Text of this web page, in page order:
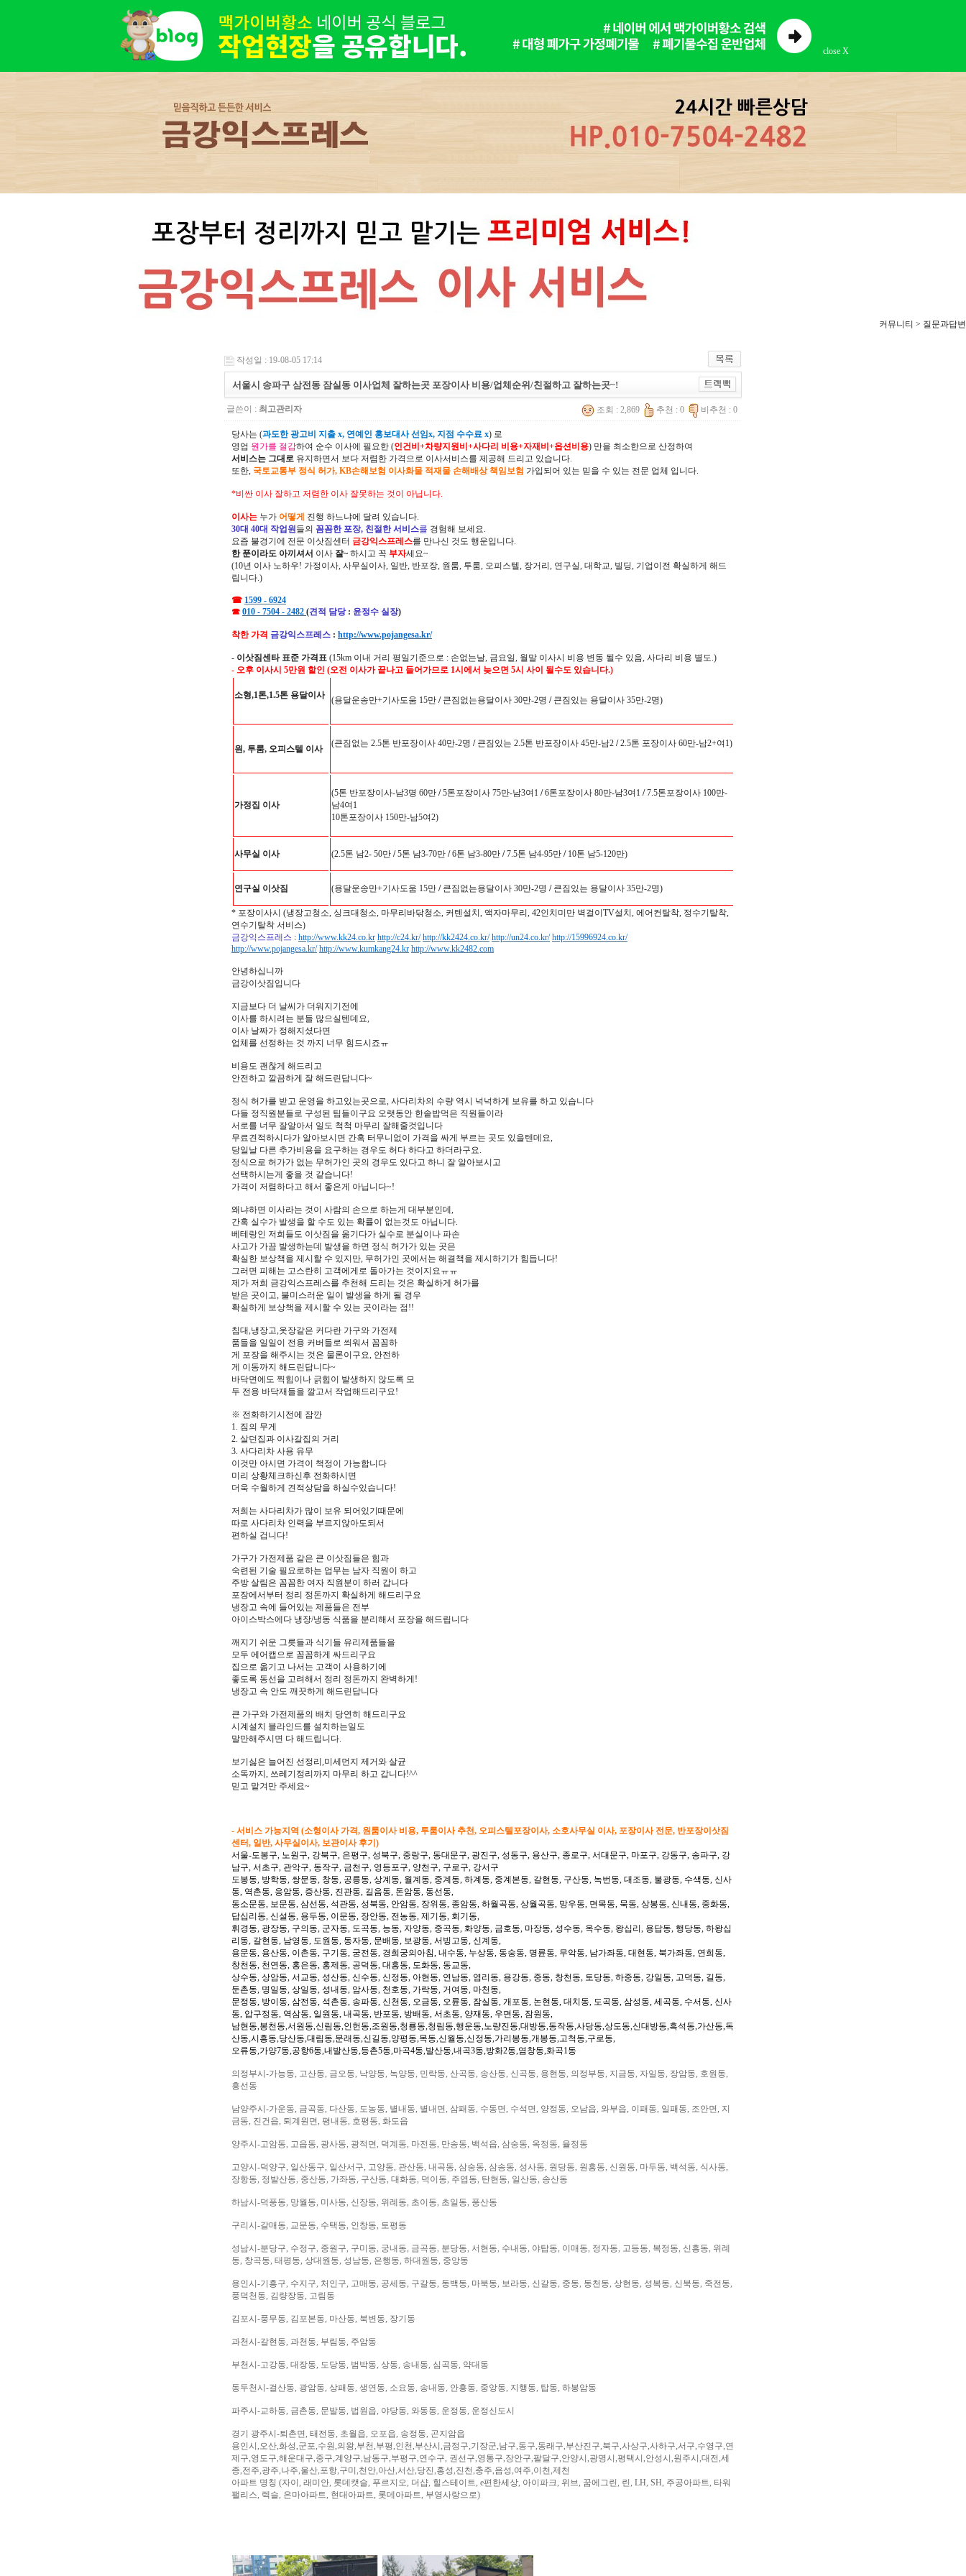
close X
커뮤니티 > 질문과답변
작성일 : 19-08-05 17:14
서울시 송파구 삼전동 잠실동 이사업체 잘하는곳 포장이사 비용/업체순위/친절하고 잘하는곳~!
글쓴이 : 최고관리자 조회 : 2,869 추천 : 0 비추천 : 0
당사는 (과도한 광고비 지출 x, 연예인 홍보대사 선임x, 지점 수수료 x) 로
영업 원가를 절감하여 순수 이사에 필요한 (인건비+차량지원비+사다리 비용+자재비+옵션비용) 만을 최소한으로 산정하여
서비스는 그대로 유지하면서 보다 저렴한 가격으로 이사서비스를 제공해 드리고 있습니다.
또한, 국토교통부 정식 허가, KB손해보험 이사화물 적재물 손해배상 책임보험 가입되어 있는 믿을 수 있는 전문 업체 입니다.
*비싼 이사 잘하고 저렴한 이사 잘못하는 것이 아닙니다.
이사는 누가 어떻게 진행 하느냐에 달려 있습니다.
30대 40대 작업원들의 꼼꼼한 포장, 친절한 서비스를 경험해 보세요.
요즘 불경기에 전문 이삿짐센터 금강익스프레스를 만나신 것도 행운입니다.
한 푼이라도 아끼셔서 이사 잘~ 하시고 꼭 부자세요~
(10년 이사 노하우! 가정이사, 사무실이사, 일반, 반포장, 원룸, 투룸, 오피스텔, 장거리, 연구실, 대학교, 빌딩, 기업이전 확실하게 해드
립니다.)
☎ 1599 - 6924
☎ 010 - 7504 - 2482 (견적 담당 : 윤정수 실장)
착한 가격 금강익스프레스 : http://www.pojangesa.kr/
- 이삿짐센타 표준 가격표 (15km 이내 거리 평일기준으로 : 손없는날, 금요일, 월말 이사시 비용 변동 될수 있음, 사다리 비용 별도.)
- 오후 이사시 5만원 할인 (오전 이사가 끝나고 들어가므로 1시에서 늦으면 5시 사이 될수도 있습니다.)
소형,1톤,1.5톤 용달이사 (용달운송만+기사도움 15만 /큰짐없는용달이사 30만-2명 /큰짐있는 용달이사 35만-2명)
원, 투룸, 오피스텔 이사
(큰짐없는 2.5톤 반포장이사 40만-2명 /큰짐있는 2.5톤 반포장이사 45만-남2 /2.5톤 포장이사 60만-남2+여1)
가정집 이사
(5톤 반포장이사-남3명 60만 /5톤포장이사 75만-남3여1 /6톤포장이사 80만-남3여1 /7.5톤포장이사 100만-
남4여1
10톤포장이사 150만-남5여2)
사무실 이사 (2.5톤 남2- 50만 /5톤 남3-70만 /6톤 남3-80만 /7.5톤 남4-95만 /10톤 남5-120만)
연구실 이삿짐 (용달운송만+기사도움 15만 /큰짐없는용달이사 30만-2명 /큰짐있는 용달이사 35만-2명)
* 포장이사시 (냉장고청소, 싱크대청소, 마무리바닦청소, 커텐설치, 액자마무리, 42인치미만 벽걸이TV설치, 에어컨탈착, 정수기탈착,
연수기탈착 서비스)
금강익스프레스 : http://www.kk24.co.kr http://c24.kr/ http://kk2424.co.kr/ http://un24.co.kr/ http://15996924.co.kr/
http://www.pojangesa.kr/ http://www.kumkang24.kr http://www.kk2482.com
안녕하십니까
금강이삿짐입니다
지금보다 더 날씨가 더워지기전에
이사를 하시려는 분들 많으실텐데요,
이사 날짜가 정해지셨다면
업체를 선정하는 것 까지 너무 힘드시죠ㅠ
비용도 괜찮게 해드리고
안전하고 깔끔하게 잘 해드린답니다~
정식 허가를 받고 운영을 하고있는곳으로, 사다리차의 수량 역시 넉넉하게 보유를 하고 있습니다
다들 정직원분들로 구성된 팀들이구요 오랫동안 한솥밥먹은 직원들이라
서로를 너무 잘알아서 일도 척척 마무리 잘해줄것입니다
무료견적하시다가 알아보시면 간혹 터무니없이 가격을 싸게 부르는 곳도 있을텐데요,
당일날 다른 추가비용을 요구하는 경우도 허다 하다고 하더라구요.
정식으로 허가가 없는 무허가인 곳의 경우도 있다고 하니 잘 알아보시고
선택하시는게 좋을 것 같습니다!
가격이 저렴하다고 해서 좋은게 아닙니다~!
왜냐하면 이사라는 것이 사람의 손으로 하는게 대부분인데,
간혹 실수가 발생을 할 수도 있는 확률이 없는것도 아닙니다.
베테랑인 저희들도 이삿짐을 옮기다가 실수로 분실이나 파손
사고가 가끔 발생하는데 발생을 하면 정식 허가가 있는 곳은
확실한 보상책을 제시할 수 있지만, 무허가인 곳에서는 해결책을 제시하기가 힘듭니다!
그러면 피해는 고스란히 고객에게로 돌아가는 것이지요ㅠㅠ
제가 저희 금강익스프레스를 추천해 드리는 것은 확실하게 허가를
받은 곳이고, 불미스러운 일이 발생을 하게 될 경우
확실하게 보상책을 제시할 수 있는 곳이라는 점!!
침대,냉장고,옷장같은 커다란 가구와 가전제
품들을 일일이 전용 커버들로 씌워서 꼼꼼하
게 포장을 해주시는 것은 물론이구요, 안전하
게 이동까지 해드린답니다~
바닥면에도 찍힘이나 긁힘이 발생하지 않도록 모
두 전용 바닥재들을 깔고서 작업해드리구요!
※ 전화하기시전에 잠깐
1. 짐의 무게
2. 살던집과 이사갈집의 거리
3. 사다리차 사용 유무
이것만 아시면 가격이 책정이 가능합니다
미리 상황체크하신후 전화하시면
더욱 수월하게 견적상담을 하실수있습니다!
저희는 사다리차가 많이 보유 되어있기때문에
따로 사다리차 인력을 부르지않아도되서
편하실 겁니다!
가구가 가전제품 같은 큰 이삿짐들은 힘과
숙련된 기술 필요로하는 업무는 남자 직원이 하고
주방 살림은 꼼꼼한 여자 직원분이 하러 갑니다
포장에서부터 정리 정돈까지 확실하게 해드리구요
냉장고 속에 들어있는 제품들은 전부
아이스박스에다 냉장/냉동 식품을 분리해서 포장을 해드립니다
깨지기 쉬운 그릇들과 식기들 유리제품들을
모두 에어캡으로 꼼꼼하게 싸드리구요
집으로 옮기고 나서는 고객이 사용하기에
좋도록 동선을 고려해서 정리 정돈까지 완벽하게!
냉장고 속 안도 깨끗하게 해드린답니다
큰 가구와 가전제품의 배치 당연히 해드리구요
시계설치 블라인드를 설치하는일도
말만해주시면 다 해드립니다.
보기싫은 늘어진 선정리,미세먼지 제거와 살균
소독까지, 쓰레기정리까지 마무리 하고 갑니다!^^
믿고 맡겨만 주세요~
- 서비스 가능지역 (소형이사 가격, 원룸이사 비용, 투룸이사 추천, 오피스텔포장이사, 소호사무실 이사, 포장이사 전문, 반포장이삿짐
센터, 일반, 사무실이사, 보관이사 후기)
서울-도봉구, 노원구, 강북구, 은평구, 성북구, 중랑구, 동대문구, 광진구, 성동구, 용산구, 종로구, 서대문구, 마포구, 강동구, 송파구, 강
남구, 서초구, 관악구, 동작구, 금천구, 영등포구, 양천구, 구로구, 강서구
도봉동, 방학동, 쌍문동, 창동, 공릉동, 상계동, 월계동, 중계동, 하계동, 중계본동, 갈현동, 구산동, 녹번동, 대조동, 불광동, 수색동, 신사
동, 역촌동, 응암동, 증산동, 진관동, 길음동, 돈암동, 동선동,
동소문동, 보문동, 삼선동, 석관동, 성북동, 안암동, 장위동, 종암동, 하월곡동, 상월곡동, 망우동, 면목동, 묵동, 상봉동, 신내동, 중화동,
답십리동, 신설동, 용두동, 이문동, 장안동, 전농동, 제기동, 회기동,
휘경동, 광장동, 구의동, 군자동, 도곡동, 능동, 자양동, 중곡동, 화양동, 금호동, 마장동, 성수동, 옥수동, 왕십리, 용답동, 행당동, 하왕십
리동, 갈현동, 남영동, 도원동, 동자동, 문배동, 보광동, 서빙고동, 신계동,
용문동, 용산동, 이촌동, 구기동, 궁전동, 경희궁의아침, 내수동, 누상동, 동숭동, 명륜동, 무악동, 남가좌동, 대현동, 북가좌동, 연희동,
창천동, 천연동, 홍은동, 홍제동, 공덕동, 대흥동, 도화동, 동교동,
상수동, 상암동, 서교동, 성산동, 신수동, 신정동, 아현동, 연남동, 염리동, 용강동, 중동, 창천동, 토당동, 하중동, 강일동, 고덕동, 길동,
둔촌동, 명일동, 상일동, 성내동, 암사동, 천호동, 가락동, 거여동, 마천동,
문정동, 방이동, 삼전동, 석촌동, 송파동, 신천동, 오금동, 오륜동, 잠실동, 개포동, 논현동, 대치동, 도곡동, 삼성동, 세곡동, 수서동, 신사
동, 압구정동, 역삼동, 일원동, 내곡동, 반포동, 방배동, 서초동, 양재동, 우면동, 잠원동,
남현동,봉천동,서원동,신림동,인헌동,조원동,청룡동,청림동,행운동,노량진동,대방동,동작동,사당동,상도동,신대방동,흑석동,가산동,독
산동,시흥동,당산동,대림동,문래동,신길동,양평동,목동,신월동,신정동,가리봉동,개봉동,고척동,구로동,
오류동,가양7동,공항6동,내발산동,등촌5동,마곡4동,발산동,내곡3동,방화2동,염창동,화곡1동
의정부시-가능동, 고산동, 금오동, 낙양동, 녹양동, 민락동, 산곡동, 송산동, 신곡동, 용현동, 의정부동, 지금동, 자일동, 장암동, 호원동,
흥선동
남양주시-가운동, 금곡동, 다산동, 도농동, 별내동, 별내면, 삼패동, 수동면, 수석면, 양정동, 오남읍, 와부읍, 이패동, 일패동, 조안면, 지
금동, 진건읍, 퇴계원면, 평내동, 호평동, 화도읍
양주시-고암동, 고읍동, 광사동, 광적면, 덕계동, 마전동, 만송동, 백석읍, 삼숭동, 옥정동, 율정동
고양시-덕양구, 일산동구, 일산서구, 고양동, 관산동, 내곡동, 삼숭동, 삼송동, 성사동, 원당동, 원흥동, 신원동, 마두동, 백석동, 식사동,
장항동, 정발산동, 중산동, 가좌동, 구산동, 대화동, 덕이동, 주엽동, 탄현동, 일산동, 송산동
하남시-덕풍동, 망월동, 미사동, 신장동, 위례동, 초이동, 초일동, 풍산동
구리시-갈매동, 교문동, 수택동, 인창동, 토평동
성남시-분당구, 수정구, 중원구, 구미동, 궁내동, 금곡동, 분당동, 서현동, 수내동, 야탑동, 이매동, 정자동, 고등동, 복정동, 신흥동, 위례
동, 창곡동, 태평동, 상대원동, 성남동, 은행동, 하대원동, 중앙동
용인시-기흥구, 수지구, 처인구, 고매동, 공세동, 구갈동, 동백동, 마북동, 보라동, 신갈동, 중동, 동천동, 상현동, 성복동, 신북동, 죽전동,
풍덕천동, 김량장동, 고림동
김포시-풍무동, 김포본동, 마산동, 북변동, 장기동
과천시-갈현동, 과천동, 부림동, 주암동
부천시-고강동, 대장동, 도당동, 범박동, 상동, 송내동, 심곡동, 약대동
동두천시-걸산동, 광암동, 상패동, 생연동, 소요동, 송내동, 안흥동, 중앙동, 지행동, 탑동, 하봉암동
파주시-교하동, 금촌동, 문발동, 법원읍, 야당동, 와동동, 운정동, 운정신도시
경기 광주시-퇴촌면, 태전동, 초월읍, 오포읍, 송정동, 곤지암읍
용인시,오산,화성,군포,수원,의왕,부천,부평,인천,부산시,금정구,기장군,남구,동구,동래구,부산진구,북구,사상구,사하구,서구,수영구,연
제구,영도구,해운대구,중구,계양구,남동구,부평구,연수구, 권선구,영통구,장안구,팔달구,안양시,광명시,평택시,안성시,원주시,대전,세
종,전주,광주,나주,울산,포항,구미,천안,아산,서산,당진,홍성,진천,충주,음성,여주,이천,제천
아파트 명칭 (자이, 래미안, 롯데캣슬, 푸르지오, 더샵, 힐스테이트, e편한세상, 아이파크, 위브, 꿈에그린, 린, LH, SH, 주공아파트, 타워
팰리스, 렉슬, 은마아파트, 현대아파트, 롯데아파트, 부영사랑으로)